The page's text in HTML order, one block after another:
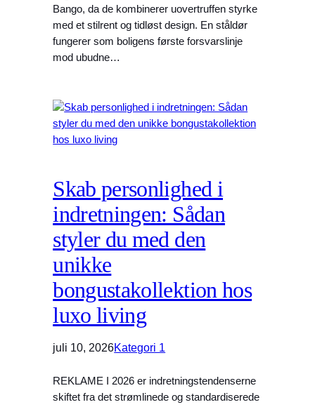
Bango, da de kombinerer uovertruffen styrke
med et stilrent og tidløst design. En ståldør
fungerer som boligens første forsvarslinje
mod ubudne…
Skab personlighed i
indretningen: Sådan
styler du med den
unikke
bongustakollektion hos
luxo living
juli 10, 2026Kategori 1
REKLAME I 2026 er indretningstendenserne
skiftet fra det strømlinede og standardiserede